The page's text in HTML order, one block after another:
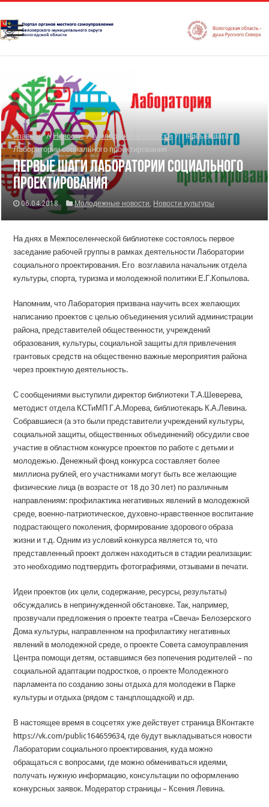
Главная / Новости / Молодежные новости / Первые шаги
Лаборатории социального проектирования
Первые шаги Лаборатории социального
проектирования
06.04.2018 Молодежные новости, Новости культуры
На днях в Межпоселенческой библиотеке состоялось первое
заседание рабочей группы в рамках деятельности Лаборатории
социального проектирования. Его возглавила начальник отдела
культуры, спорта, туризма и молодежной политики Е.Г.Копылова.
Напомним, что Лаборатория призвана научить всех желающих
написанию проектов с целью объединения усилий администрации
района, представителей общественности, учреждений
образования, культуры, социальной защиты для привлечения
грантовых средств на общественно важные мероприятия района
через проектную деятельность.
С сообщениями выступили директор библиотеки Т.А.Шеверева,
методист отдела КСТиМП Г.А.Морева, библиотекарь К.А.Левина.
Собравшиеся (а это были представители учреждений культуры,
социальной защиты, общественных объединений) обсудили свое
участие в областном конкурсе проектов по работе с детьми и
молодежью. Денежный фонд конкурса составляет более
миллиона рублей, его участниками могут быть все желающие
физические лица (в возрасте от 18 до 30 лет) по различным
направлениям: профилактика негативных явлений в молодежной
среде, военно-патриотическое, духовно-нравственное воспитание
подрастающего поколения, формирование здорового образа
жизни и т.д. Одним из условий конкурса является то, что
представленный проект должен находиться в стадии реализации:
это необходимо подтвердить фотографиями, отзывами в печати.
Идеи проектов (их цели, содержание, ресурсы, результаты)
обсуждались в непринужденной обстановке. Так, например,
прозвучали предложения о проекте театра «Свеча» Белозерского
Дома культуры, направленном на профилактику негативных
явлений в молодежной среде, о проекте Совета самоуправления
Центра помощи детям, оставшимся без попечения родителей – по
социальной адаптации подростков, о проекте Молодежного
парламента по созданию зоны отдыха для молодежи в Парке
культуры и отдыха (рядом с танцплощадкой) и др.
В настоящее время в соцсетях уже действует страница ВКонтакте
https://vk.com/public164659634, где будут выкладываться новости
Лаборатории социального проектирования, куда можно
обращаться с вопросами, где можно обмениваться идеями,
получать нужную информацию, консультации по оформлению
конкурсных заявок. Модератор страницы – Ксения Левина.